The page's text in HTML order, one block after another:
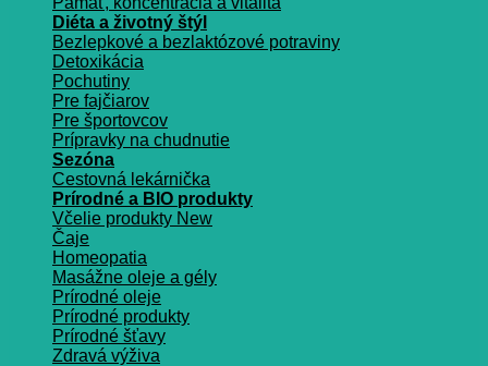
Diéta a životný štýl
Bezlepkové a bezlaktózové potraviny
Detoxikácia
Pochutiny
Pre fajčiarov
Pre športovcov
Prípravky na chudnutie
Sezóna
Cestovná lekárnička
Prírodné a BIO produkty
Včelie produkty
Čaje
Homeopatia
Masážne oleje a gély
Prírodné oleje
Prírodné produkty
Prírodné šťavy
Zdravá výživa